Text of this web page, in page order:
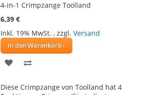
4-in-1 Crimpzange Toolland
6,39 €
Inkl. 19% MwSt. , zzgl. Versand
In den Warenkorb
ZUR
Diese Crimpzange von Toolland hat 4